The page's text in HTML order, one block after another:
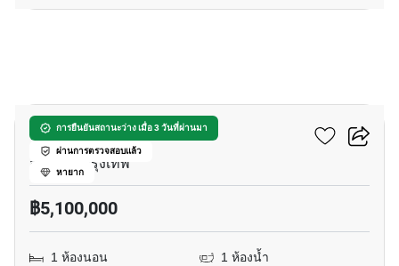
การยืนยันสถานะว่าง เมื่อ 3 วันที่ผ่านมา
ผ่านการตรวจสอบแล้ว
หายาก
อีควิน๊อกซ์ พหล-วิภา
จอมพล, กรุงเทพ
฿5,100,000
1 ห้องนอน 1 ห้องน้ำ